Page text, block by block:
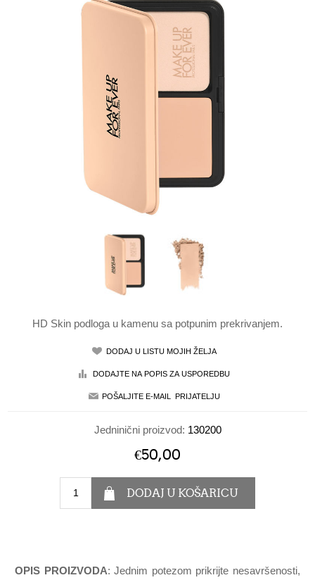
HD Skin podloga u kamenu sa potpunim prekrivanjem.
Jedninični proizvod: 130200
€50,00
OPIS PROIZVODA: Jednim potezom prikrijte nesavršenosti,